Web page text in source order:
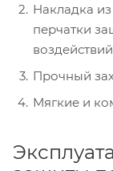
Накладка
перчатки
Прочный
Мягкие и